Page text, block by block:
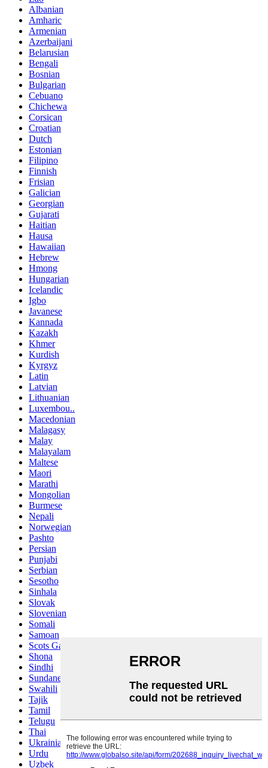
Albanian
Amharic
Armenian
Azerbaijani
Belarusian
Bengali
Bosnian
Bulgarian
Cebuano
Chichewa
Corsican
Croatian
Dutch
Estonian
Filipino
Finnish
Frisian
Galician
Georgian
Gujarati
Haitian
Hausa
Hawaiian
Hebrew
Hmong
Hungarian
Icelandic
Igbo
Javanese
Kannada
Kazakh
Khmer
Kurdish
Kyrgyz
Latin
Latvian
Lithuanian
Luxembou..
Macedonian
Malagasy
Malay
Malayalam
Maltese
Maori
Marathi
Mongolian
Burmese
Nepali
Norwegian
Pashto
Persian
Punjabi
Serbian
Sesotho
Sinhala
Slovak
Slovenian
Somali
Samoan
Scots Gaelic
Shona
Sindhi
Sundanese
Swahili
Tajik
Tamil
Telugu
Thai
Ukrainian
Urdu
Uzbek